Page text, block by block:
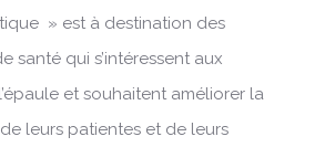
» est à destination des
santé qui s’intéressent aux
et souhaitent améliorer la
leurs patientes et de leurs